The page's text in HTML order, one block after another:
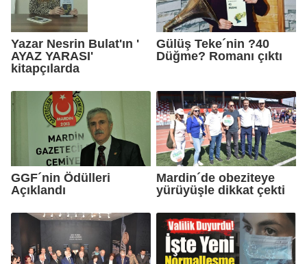
Yazar Nesrin Bulat'ın '
AYAZ YARASI'
kitapçılarda
Gülüş Teke´nin ?40
Düğme? Romanı çıktı
GGF´nin Ödülleri
Açıklandı
Mardin´de obeziteye
yürüyüşle dikkat çekti